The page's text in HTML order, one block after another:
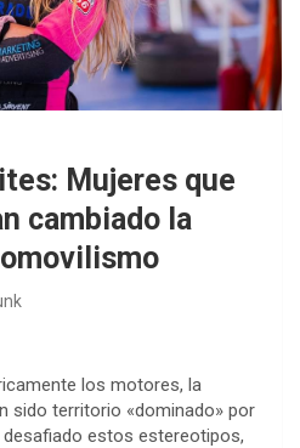
Mujeres que
cambiado la
los motores, la
sido territorio «dominado» por
estos estereotipos,